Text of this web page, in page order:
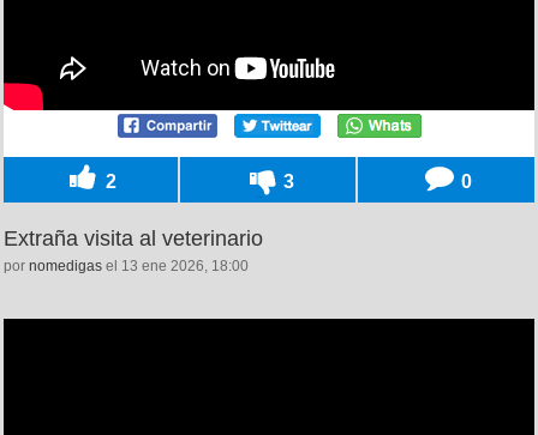
2 3 0
Extraña visita al veterinario
por nomedigas el 13 ene 2026, 18:00